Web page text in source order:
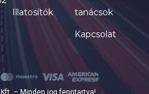
Illatosítók
tanácsok
Kapcsolat
– Minden jog fenntartva!